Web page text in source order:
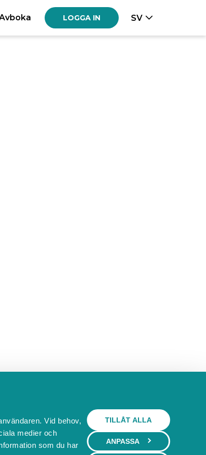
Vid behov,
medier och
som du har
TILLÅT ALLA
ANPASSA
LOGGA IN SV